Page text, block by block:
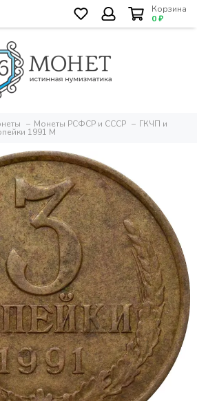
Корзина
0 ₽
Монеты РСФСР и СССР ГКЧП и
1991 М